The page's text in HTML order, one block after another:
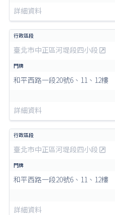
詳細資料
臺北市中正區河堤段四小段
和平西路一段20號6、11、12樓
詳細資料
臺北市中正區河堤段四小段
和平西路一段20號6、11、12樓
詳細資料